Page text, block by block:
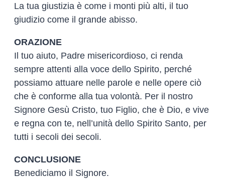
La tua giustizia è come i monti più alti, il tuo
giudizio come il grande abisso.
ORAZIONE
Il tuo aiuto, Padre misericordioso, ci renda
sempre attenti alla voce dello Spirito, perché
possiamo attuare nelle parole e nelle opere ciò
che è conforme alla tua volontà. Per il nostro
Signore Gesù Cristo, tuo Figlio, che è Dio, e vive
e regna con te, nell’unità dello Spirito Santo, per
tutti i secoli dei secoli.
CONCLUSIONE
Benediciamo il Signore.